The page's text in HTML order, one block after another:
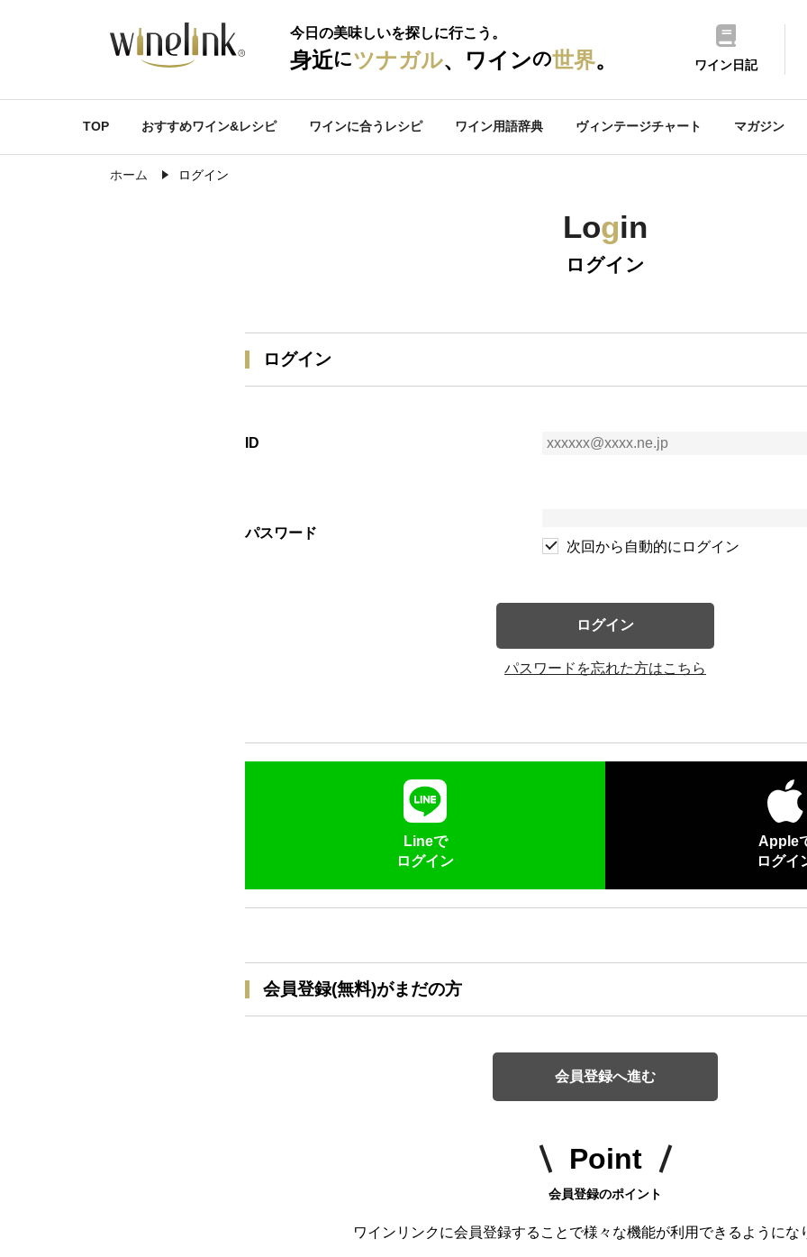
今日の美味しいを探しに行こう。
身近にツナガル、ワインの世界。 ワイン日記
TOP おすすめワイン&レシピ ワインに合うレシピ ワイン用語辞典 ヴィンテージチャート マガジン
ホーム ログイン
Login
ログイン
ログイン
ID
パスワード
次回から自動的にログイン
ログイン
パスワードを忘れた方はこちら
Lineで
ログイン
Apple
ログイ
会員登録(無料)がまだの方
会員登録へ進む
Point
会員登録のポイント
ワインリンクに会員登録することで様々な機能が利用できるようにな